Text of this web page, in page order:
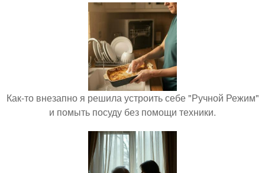
Как-то внезапно я решила устроить себе "Ручной Режим"
и помыть посуду без помощи техники.